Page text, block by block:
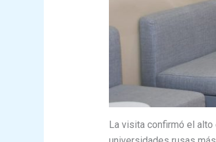
La visita confirmó el